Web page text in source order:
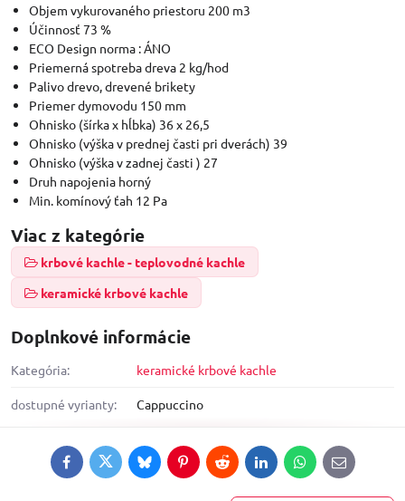
Objem vykurovaného priestoru 200 m3
Účinnosť 73 %
ECO Design norma : ÁNO
Priemerná spotreba dreva 2 kg/hod
Palivo drevo, drevené brikety
Priemer dymovodu 150 mm
Ohnisko (šírka x hĺbka) 36 x 26,5
Ohnisko (výška v prednej časti pri dverách) 39
Ohnisko (výška v zadnej časti ) 27
Druh napojenia horný
Min. komínový ťah 12 Pa
Viac z kategórie
krbové kachle - teplovodné kachle
keramické krbové kachle
Doplnkové informácie
Kategória: keramické krbové kachle
dostupné vyrianty: Cappuccino
FacebookTwitterBlueskyPinterestRedditLinkedInWhatsApp
E-
mail